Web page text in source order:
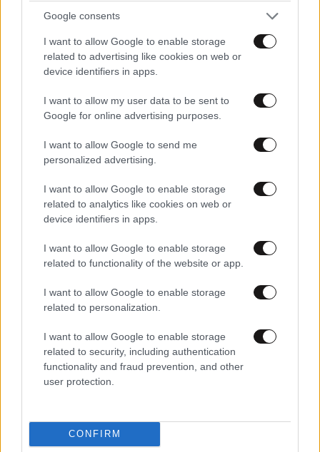
Google consents
I want to allow Google to enable storage
related to advertising like cookies on web or
device identifiers in apps.
I want to allow my user data to be sent to
Google for online advertising purposes.
I want to allow Google to send me
personalized advertising.
I want to allow Google to enable storage
related to analytics like cookies on web or
device identifiers in apps.
I want to allow Google to enable storage
related to functionality of the website or app.
I want to allow Google to enable storage
related to personalization.
I want to allow Google to enable storage
related to security, including authentication
functionality and fraud prevention, and other
user protection.
CONFIRM
Έρχεται πλαφόν στα πάγια των λογαριασμών
Ακολουθήστε τοNEWSBEAST